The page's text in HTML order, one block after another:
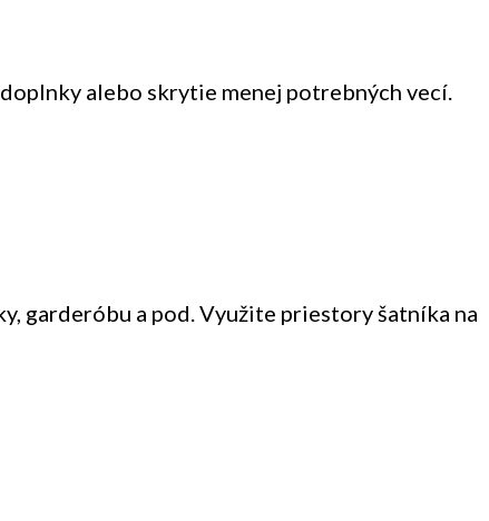
alebo skrytie menej potrebných vecí.
garderóbu a pod. Využite priestory šatníka na